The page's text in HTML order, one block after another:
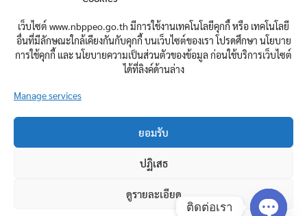
เว็บไซต์ www.nbppeo.go.th มีการใช้งานเทคโนโลยีคุกกี้ หรือ เทคโนโลยี
อื่นที่มีลักษณะใกล้เคียงกันกับคุกกี้ บนเว็บไซต์ของเรา โปรดศึกษา นโยบาย
การใช้คุกกี้ และ นโยบายความเป็นส่วนตัวของข้อมูล ก่อนใช้บริการเว็บไซต์
ได้ที่ลิงค์ด้านล่าง
Manage services
ยอมรับ
ปฏิเสธ
ดูรายละเอียด
สำนักงานศึกษาธิการจังหวัดหนองบัวลำภู
ศูนย์ราชการจังหวัดหนองบัวลำภู อาคารอนาลโย ชั้น 2 ต.ลำภู
โทรศัพท์ 042-315615 โทรสาร (Fax.) 042-315616
ติดต่อเรา